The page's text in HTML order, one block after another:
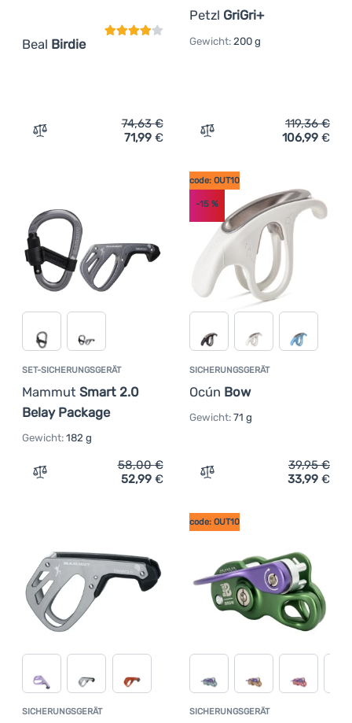
Beal Birdie
Zum Vergleich 'Sicherungsgerät Beal Birdie' hinzufügen
74,63€
71,99 €
Petzl GriGri+
Gewicht: 200 g
Zum Vergleich
119,36€
106,99 €
SET-SICHERUNGSGERÄT
Mammut Smart 2.0
Belay Package
Gewicht: 182 g
Zum Vergleich 'Set-Sicherungsgerät Mammut Smart 2.0
58,00€
52,99 €
SICHERUNGSGERÄT
Ocún Bow
code: OUT10
-15%
Gewicht: 71 g
Zum Vergleich
39,95€
33,99 €
SICHERUNGSGERÄT KundenbewertungSICHERUNGSGERÄT
code: OUT10